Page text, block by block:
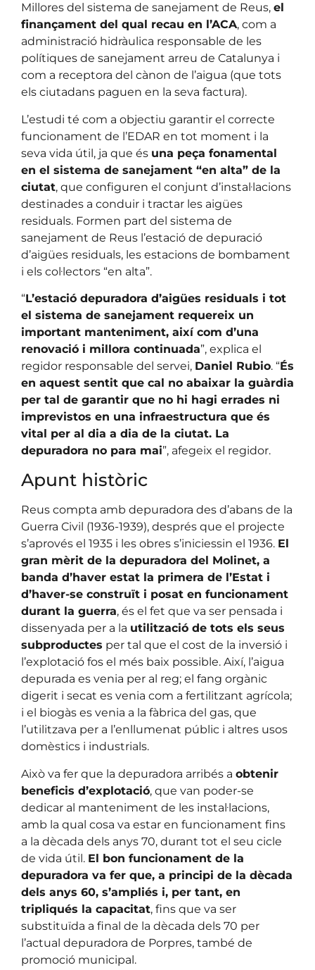
Millores del sistema de sanejament de Reus, el
finançament del qual recau en l’ACA, com a
administració hidràulica responsable de les
polítiques de sanejament arreu de Catalunya i
com a receptora del cànon de l’aigua (que tots
els ciutadans paguen en la seva factura).
L’estudi té com a objectiu garantir el correcte
funcionament de l’EDAR en tot moment i la
seva vida útil, ja que és una peça fonamental
en el sistema de sanejament “en alta” de la
ciutat, que configuren el conjunt d’instal·lacions
destinades a conduir i tractar les aigües
residuals. Formen part del sistema de
sanejament de Reus l’estació de depuració
d’aigües residuals, les estacions de bombament
i els col·lectors “en alta”.
“L’estació depuradora d’aigües residuals i tot
el sistema de sanejament requereix un
important manteniment, així com d’una
renovació i millora continuada”, explica el
regidor responsable del servei, Daniel Rubio. “És
en aquest sentit que cal no abaixar la guàrdia
per tal de garantir que no hi hagi errades ni
imprevistos en una infraestructura que és
vital per al dia a dia de la ciutat. La
depuradora no para mai”, afegeix el regidor.
Apunt històric
Reus compta amb depuradora des d’abans de la
Guerra Civil (1936-1939), després que el projecte
s’aprovés el 1935 i les obres s’iniciessin el 1936. El
gran mèrit de la depuradora del Molinet, a
banda d’haver estat la primera de l’Estat i
d’haver-se construït i posat en funcionament
durant la guerra, és el fet que va ser pensada i
dissenyada per a la utilització de tots els seus
subproductes per tal que el cost de la inversió i
l’explotació fos el més baix possible. Així, l’aigua
depurada es venia per al reg; el fang orgànic
digerit i secat es venia com a fertilitzant agrícola;
i el biogàs es venia a la fàbrica del gas, que
l’utilitzava per a l’enllumenat públic i altres usos
domèstics i industrials.
Això va fer que la depuradora arribés a obtenir
beneficis d’explotació, que van poder-se
dedicar al manteniment de les instal·lacions,
amb la qual cosa va estar en funcionament fins
a la dècada dels anys 70, durant tot el seu cicle
de vida útil. El bon funcionament de la
depuradora va fer que, a principi de la dècada
dels anys 60, s’ampliés i, per tant, en
tripliqués la capacitat, fins que va ser
substituïda a final de la dècada dels 70 per
l’actual depuradora de Porpres, també de
promoció municipal.